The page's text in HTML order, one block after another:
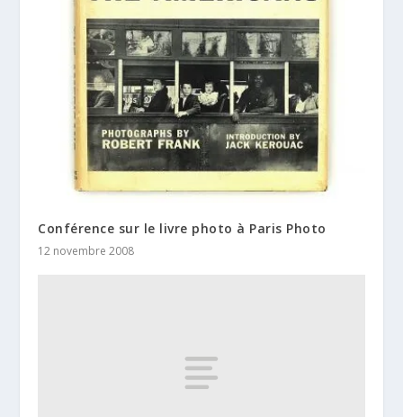
Conférence sur le livre photo à Paris Photo
12 novembre 2008